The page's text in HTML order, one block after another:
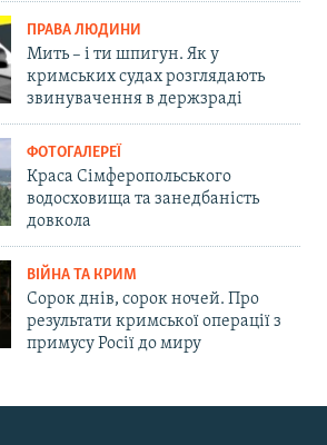
ПРАВА ЛЮДИНИ
Мить – і ти шпигун. Як у
кримських судах розглядають
звинувачення в держзраді
ФОТОГАЛЕРЕЇ
Краса Сімферопольського
водосховища та занедбаність
довкола
ВІЙНА ТА КРИМ
Сорок днів, сорок ночей. Про
результати кримської операції з
примусу Росії до миру